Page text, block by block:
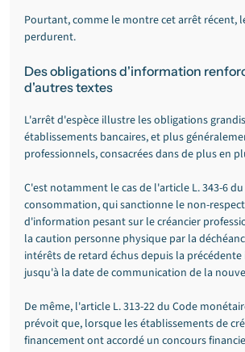
Pourtant, comme le montre cet arrêt récent,
perdurent.
Des obligations d'information
d'autres textes
L'arrêt d'espèce illustre les obligations
établissements bancaires, et plus
professionnels, consacrées dans de plus en
C'est notamment le cas de l'article L. 343-6
consommation, qui sanctionne le non-
d'information pesant sur le créancier
la caution personne physique par la
intérêts de retard échus depuis la
jusqu'à la date de communication de la
De même, l'article L. 313-22 du Code
prévoit que, lorsque les établissements de
financement ont accordé un concours